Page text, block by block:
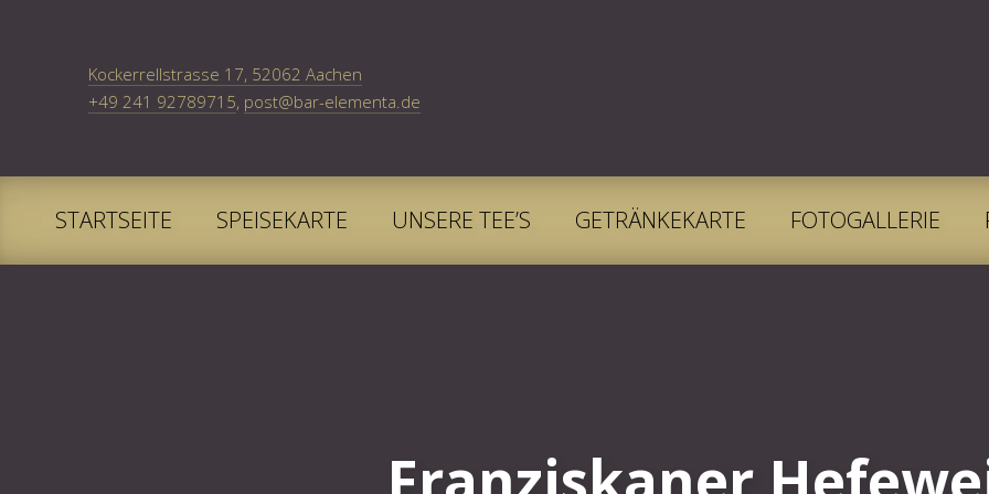
Kockerrellstrasse 17, 52062 Aachen
+49 241 92789715, post@bar-elementa.de
STARTSEITE SPEISEKARTE UNSERE TEE’S GETRÄNKEKARTE FOTOGALLERIE